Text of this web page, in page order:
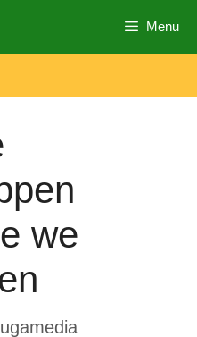
Menu
we
ugamedia